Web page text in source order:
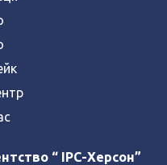
“ IPC-Херсон”